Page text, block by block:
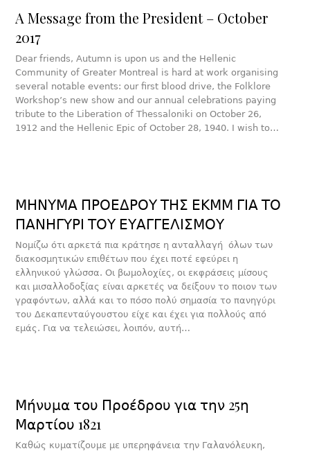
A Message from the President – October
2017
Dear friends, Autumn is upon us and the Hellenic
Community of Greater Montreal is hard at work organising
several notable events: our first blood drive, the Folklore
Workshop’s new show and our annual celebrations paying
tribute to the Liberation of Thessaloniki on October 26,
1912 and the Hellenic Epic of October 28, 1940. I wish to…
ΜΗΝΥΜΑ ΠΡΟΕΔΡΟΥ ΤΗΣ ΕΚΜΜ ΓΙΑ ΤΟ
ΠΑΝΗΓΥΡΙ ΤΟΥ ΕΥΑΓΓΕΛΙΣΜΟΥ
Νομίζω ότι αρκετά πια κράτησε η ανταλλαγή όλων των
διακοσμητικών επιθέτων που έχει ποτέ εφεύρει η
ελληνικού γλώσσα. Οι βωμολοχίες, οι εκφράσεις μίσους
και μισαλλοδοξίας είναι αρκετές να δείξουν το ποιον των
γραφόντων, αλλά και το πόσο πολύ σημασία το πανηγύρι
του Δεκαπενταύγουστου είχε και έχει για πολλούς από
εμάς. Για να τελειώσει, λοιπόν, αυτή…
Μήνυμα του Προέδρου για την 25η
Μαρτίου 1821
Καθώς κυματίζουμε με υπερηφάνεια την Γαλανόλευκη,